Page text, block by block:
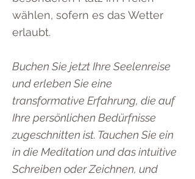
wählen, sofern es das Wetter
erlaubt.
Buchen Sie jetzt Ihre Seelenreise
und erleben Sie eine
transformative Erfahrung, die auf
Ihre persönlichen Bedürfnisse
zugeschnitten ist. Tauchen Sie ein
in die Meditation und das intuitive
Schreiben oder Zeichnen, und